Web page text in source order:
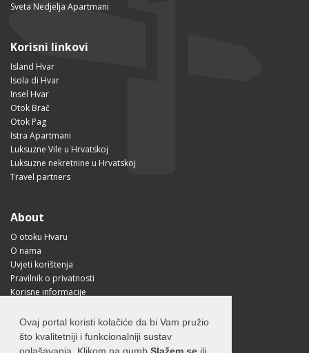
Ovaj portal koristi kolačiće da bi Vam pružio
što kvalitetniji i funkcionalniji sustav
Sveta Nedjelja Apartmani
Korisni linkovi
Island Hvar
Isola di Hvar
Insel Hvar
Otok Brač
Otok Pag
Istra Apartmani
Luksuzne Vile u Hrvatskoj
Luksuzne nekretnine u Hrvatskoj
Travel partners
About
O otoku Hvaru
O nama
Uvjeti korištenja
Pravilnik o privatnosti
Korisne informacije
Free Mobile App
Visit Croatia